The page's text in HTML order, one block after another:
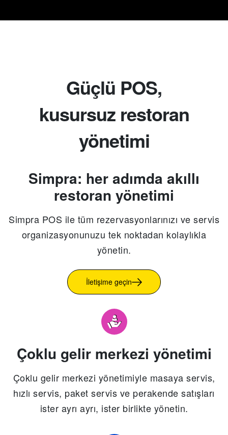
Güçlü POS,
kusursuz restoran
yönetimi
Simpra: her adımda akıllı
restoran yönetimi
Simpra POS ile tüm rezervasyonlarınızı ve servis
organizasyonunuzu tek noktadan kolaylıkla
yönetin.
İletişime geçin
Çoklu gelir merkezi yönetimi
Çoklu gelir merkezi yönetimiyle masaya servis,
hızlı servis, paket servis ve perakende satışları
ister ayrı ayrı, ister birlikte yönetin.